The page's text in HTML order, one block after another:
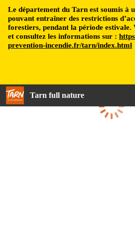
Le département du Tarn est soumis à
pouvant entraîner des restrictions
forestiers, pendant la période
et consultez les informations sur :
prevention-incendie.fr/tarn/index.html
Tarn full nature
Loading